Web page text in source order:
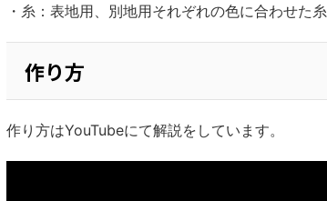
・糸：表地用、別地用それぞれの色に合わせた糸
作り方
作り方はYouTubeにて解説をしています。